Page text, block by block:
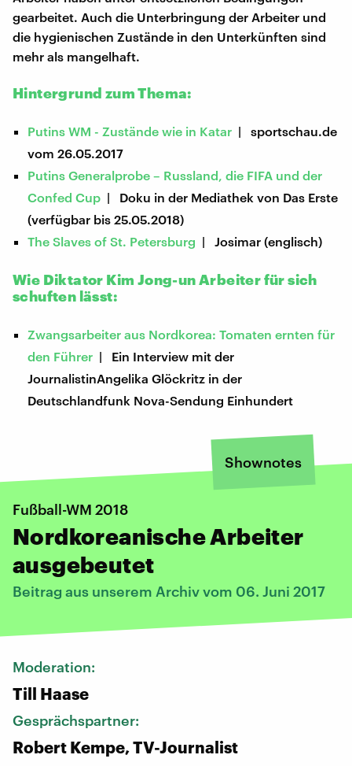
gearbeitet. Auch die Unterbringung der Arbeiter und
die hygienischen Zustände in den Unterkünften sind
mehr als mangelhaft.
Hintergrund zum Thema:
Putins WM - Zustände wie in Katar | sportschau.de
vom 26.05.2017
Putins Generalprobe – Russland, die FIFA und der
Confed Cup | Doku in der Mediathek von Das Erste
(verfügbar bis 25.05.2018)
The Slaves of St. Petersburg | Josimar (englisch)
Wie Diktator Kim Jong-un Arbeiter für sich
schuften lässt:
Zwangsarbeiter aus Nordkorea: Tomaten ernten für
den Führer | Ein Interview mit der
JournalistinAngelika Glöckritz in der
Deutschlandfunk Nova-Sendung Einhundert
Shownotes
Fußball-WM 2018
Nordkoreanische Arbeiter
ausgebeutet
Beitrag aus unserem Archiv vom 06. Juni 2017
Moderation:
Till Haase
Gesprächspartner:
Robert Kempe, TV-Journalist